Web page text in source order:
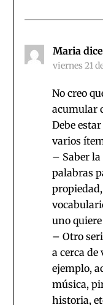
Maria
viernes 21
No creo
acumular
Debe
varios
– Saber
palabras
uno
– Otro
a cerca
ejemplo,
música,
historia,